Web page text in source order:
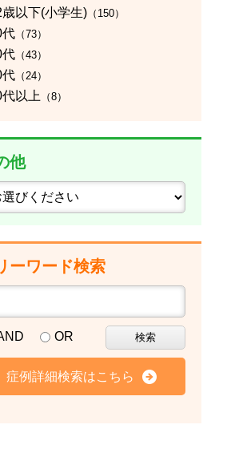
歳以下(小学生) （150）
代 （73）
代 （43）
代 （24）
以上 （8）
他
ーワード検索
OR
症例詳細検索はこちら